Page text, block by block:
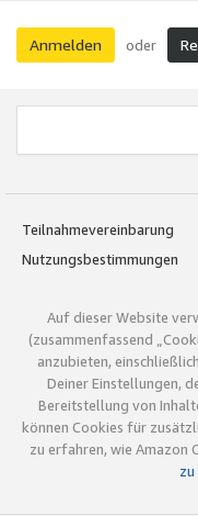
Anmelden oder
Teilnahmevereinbarung
Nutzungsbestimmungen
Auf dieser Website
(zusammenfassend
anzubieten,
Deiner Einstellungen,
Bereitstellung von
können Cookies für
zu erfahren, wie Amazon